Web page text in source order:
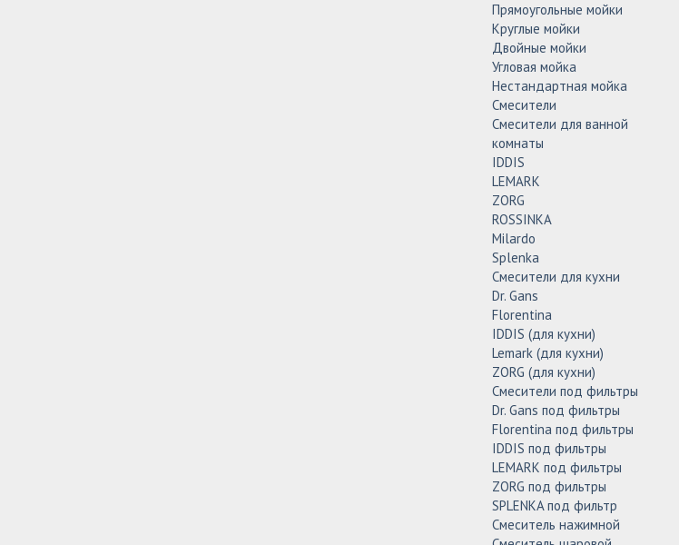
Прямоугольные мойки
Круглые мойки
Двойные мойки
Угловая мойка
Нестандартная мойка
Смесители
Смесители для ванной
комнаты
IDDIS
LEMARK
ZORG
ROSSINKA
Milardo
Splenka
Смесители для кухни
Dr. Gans
Florentina
IDDIS (для кухни)
Lemark (для кухни)
ZORG (для кухни)
Смесители под фильтры
Dr. Gans под фильтры
Florentina под фильтры
IDDIS под фильтры
LEMARK под фильтры
ZORG под фильтры
SPLENKA под фильтр
Смеситель нажимной